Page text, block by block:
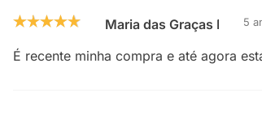
Maria das Graças Duarte
5
É recente minha compra e até agora